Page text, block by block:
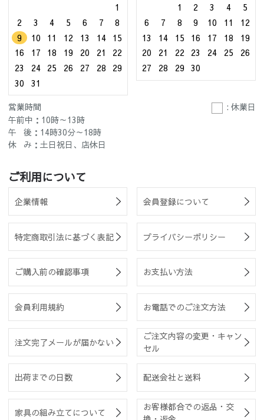
1
2
3 4 5 6 7
8
9
10 11 12 13 14
15
16
17 18 19 20 21
22
23
24 25 26 27 28
29
30
31
1
2 3 4
5
6
7 8 9 10 11
12
13
14 15 16 17 18
19
20
21 22 23 24 25
26
27
28 29 30
営業時間
: 休業日
午前中：10時～13時
午 後：14時30分～18時
休 み：土日祝日、店休日
ご利用について
企業情報 会員登録について
特定商取引法に基づく表記 プライバシーポリシー
ご購入前の確認事項 お支払い方法
会員利用規約 お電話でのご注文方法
注文完了メールが届かない
ご注文内容の変更・キャン
セル
出荷までの日数 配送会社と送料
家具の組み立てについて
お客様都合での返品・交